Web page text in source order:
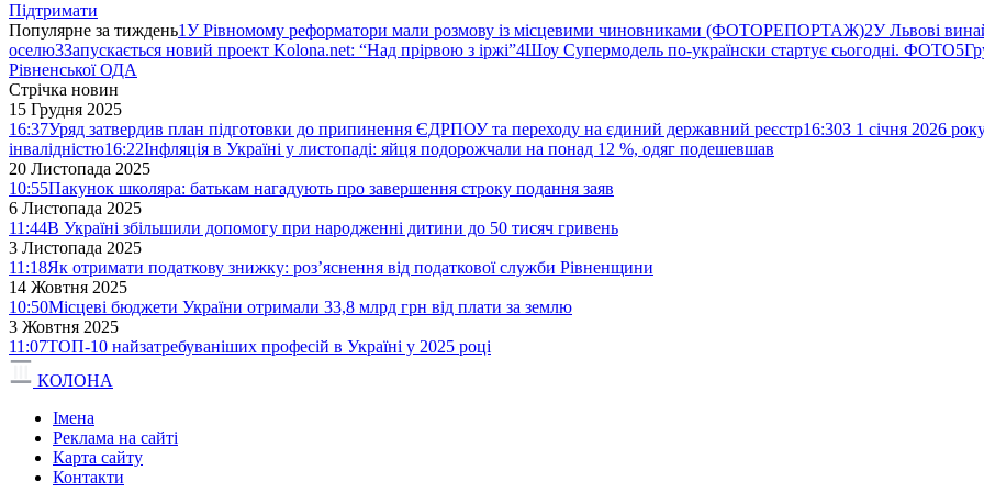
Підтримати
Популярне за тиждень1У Рівномому реформатори мали розмову із місцевими чиновниками (ФОТОРЕПОРТАЖ)2У Львові
оселю3Запускається новий проект Kolona.net: “Над прірвою з іржі”4Шоу Супермодель по-українски стартує сьогодні. ФОТО5
Рівненської ОДА
Стрічка новин
15 Грудня 2025
16:37Уряд затвердив план підготовки до припинення ЄДРПОУ та переходу на єдиний державний реєстр16:30З 1 січня 2026
інвалідністю16:22Інфляція в Україні у листопаді: яйця подорожчали на понад 12 %, одяг подешевшав
20 Листопада 2025
10:55Пакунок школяра: батькам нагадують про завершення строку подання заяв
6 Листопада 2025
11:44В Україні збільшили допомогу при народженні дитини до 50 тисяч гривень
3 Листопада 2025
11:18Як отримати податкову знижку: роз’яснення від податкової служби Рівненщини
14 Жовтня 2025
10:50Місцеві бюджети України отримали 33,8 млрд грн від плати за землю
3 Жовтня 2025
11:07ТОП-10 найзатребуваніших професій в Україні у 2025 році
КОЛОНА
Імена
Реклама на сайті
Карта сайту
Контакти